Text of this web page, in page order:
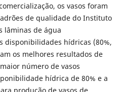
os vasos foram
de qualidade do Instituto
lâminas de água
disponibilidades hídricas (80%,
os melhores resultados de
número de vasos
hídrica de 80% e a